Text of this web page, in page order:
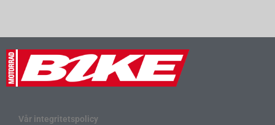
Vår integritetspolicy